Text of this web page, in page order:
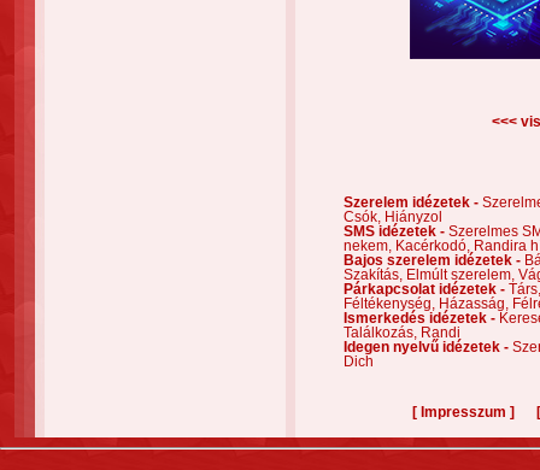
<<<
Szerelem idézetek -
Csók,
Hiányzol
SMS idézetek - Szerelmes
nekem,
Kacérkodó,
Randira
Bajos szerelem idézetek -
Szakítás,
Elmúlt szerelem,
Párkapcsolat idézetek -
Féltékenység,
Házasság,
Ismerkedés idézetek -
Találkozás,
Randi
Idegen nyelvű idézetek -
Dich
[ Impresszum ]